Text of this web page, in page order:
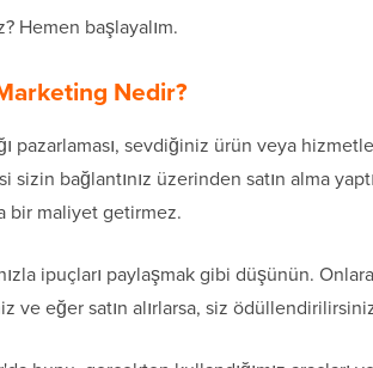
Hemen başlayalım.
Nedir?
pazarlaması, sevdiğiniz ürün veya
sizin bağlantınız üzerinden satın alma
bir maliyet getirmez.
ipuçları paylaşmak gibi düşünün.
ve eğer satın alırlarsa, siz